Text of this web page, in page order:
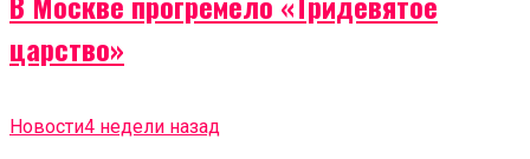
царство»
Новости4 недели назад